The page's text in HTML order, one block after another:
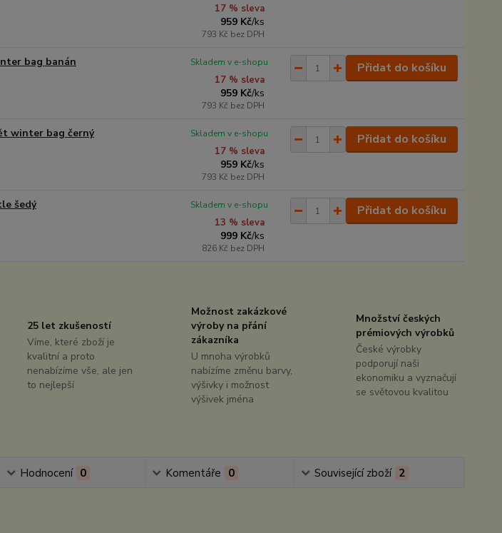
17 % sleva
959 Kč/ks
793 Kč bez DPH
bag banán
17 % sleva
959 Kč/ks
793 Kč bez DPH
Skladem v e-shopu Přidat do košíku
winter bag černý
17 % sleva
959 Kč/ks
793 Kč bez DPH
Skladem v e-shopu Přidat do košíku
šedý
13 % sleva
999 Kč/ks
826 Kč bez DPH
Skladem v e-shopu Přidat do košíku
25 let zkušeností
Víme, které zboží je
kvalitní a proto
nenabízíme vše, ale jen
to nejlepší
Možnost zakázkové
výroby na přání
zákazníka
U mnoha výrobků
nabízíme změnu barvy,
výšivky i možnost
výšivek jména
Množství českých
prémiových výrobků
České výrobky
podporují naši
ekonomiku a vyznačují
se světovou kvalitou
Hodnocení 0 Komentáře 0 Související zboží 2